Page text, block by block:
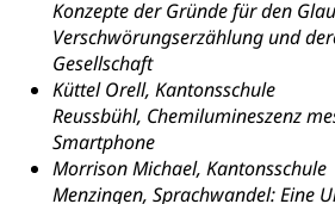
Konzepte der Gründe für den
Verschwörungserzählung und
Gesellschaft
Küttel Orell, Kantonsschule
Reussbühl, Chemilumineszenz
Smartphone
Morrison Michael, Kantonsschule
Menzingen, Sprachwandel: Eine
Schweizer
Katastrophenschutz,
Feuerwehr, Gesundheitswesen,
Alarmierung, Sirenentest
Kantonaler
Polizei
Ordnungskräfte, Sicherheit,